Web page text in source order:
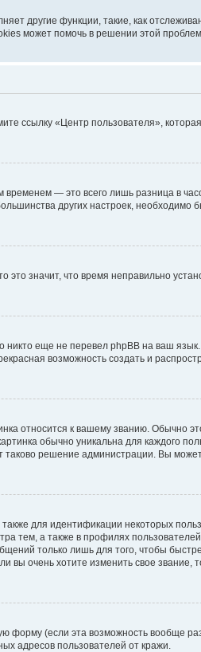
другие функции, такие, как
может помочь в решении этой
ссылку «Центр пользователя»,
— это всего лишь разница в
других настроек, необходимо
это значит, что время неправильно
еще не перевел phpBB на ваш
возможность создать и
относится к вашему званию. Обычно
обычно уникальна для каждого
решение администрации. Вы
для идентификации некоторых
тем, а также в профилях
только лишь для того, чтобы
очень хотите изменить свое звание,
форму (если эта возможность вообще
адресов пользователей от кражи.